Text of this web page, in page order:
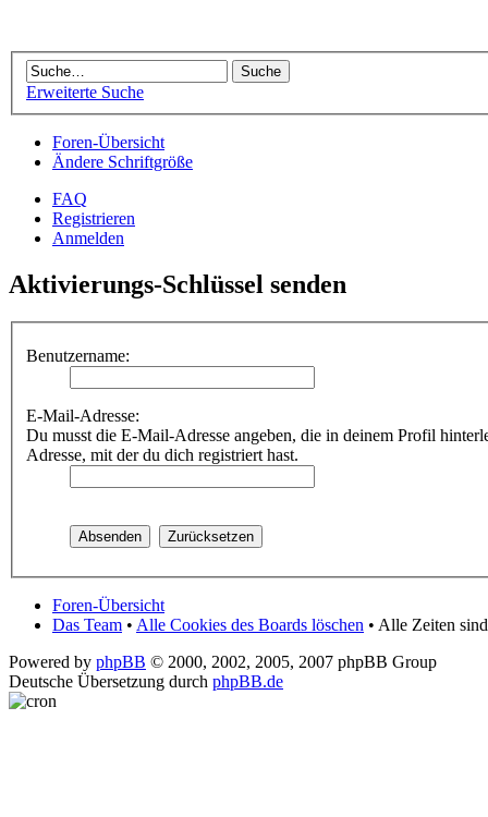
Erweiterte Suche
Foren-Übersicht
Ändere Schriftgröße
FAQ
Registrieren
Anmelden
Aktivierungs-Schlüssel senden
Benutzername:
E-Mail-Adresse:
Du musst die E-Mail-Adresse angeben, die in deinem Profil
Adresse, mit der du dich registriert hast.
Foren-Übersicht
Das Team • Alle Cookies des Boards löschen • Alle Zeiten
Powered by phpBB © 2000, 2002, 2005, 2007 phpBB Group
Deutsche Übersetzung durch phpBB.de